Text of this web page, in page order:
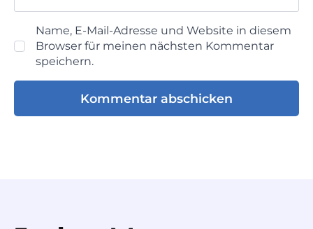
Name, E-Mail-Adresse und Website in diesem
Browser für meinen nächsten Kommentar
speichern.